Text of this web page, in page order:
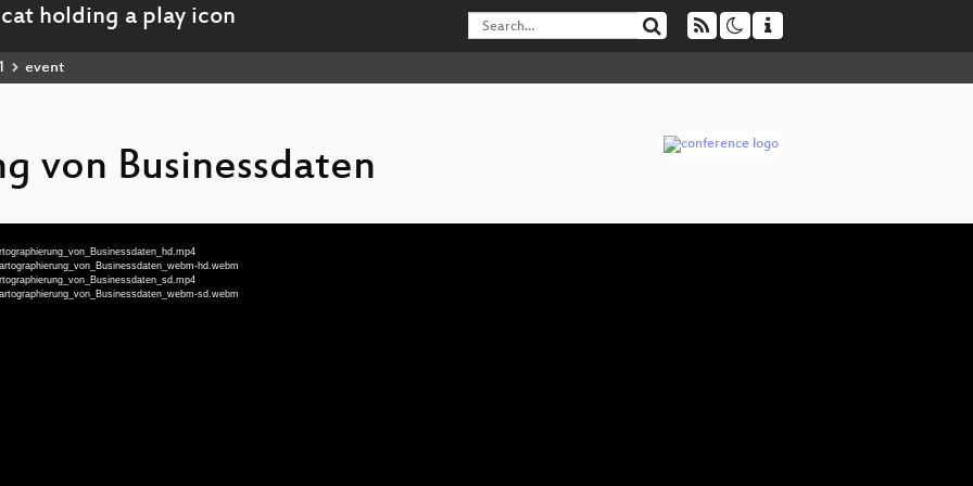
event
von Businessdaten
hd.webm
sd.webm